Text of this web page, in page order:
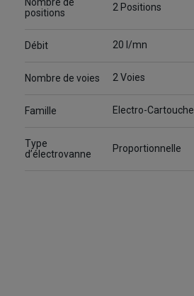
Nombre de
positions
2 Positions
Débit 20 l/mn
Nombre de voies 2 Voies
Famille Electro-Cartouche
Type
d’électrovanne
Proportionnelle